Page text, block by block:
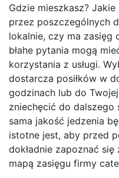
Gdzie mieszkasz?
przez poszczególnych
lokalnie, czy ma zasięg
błahe pytania mogą
korzystania z usługi.
dostarcza posiłków w
godzinach lub do
zniechęcić do dalszego
sama jakość jedzenia
istotne jest, aby przed
dokładnie zapoznać
mapą zasięgu firmy